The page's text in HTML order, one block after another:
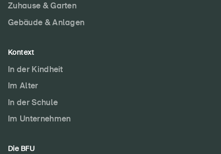
Zuhause & Garten
Gebäude & Anlagen
Kontext
In der Kindheit
Im Alter
In der Schule
Im Unternehmen
Die BFU